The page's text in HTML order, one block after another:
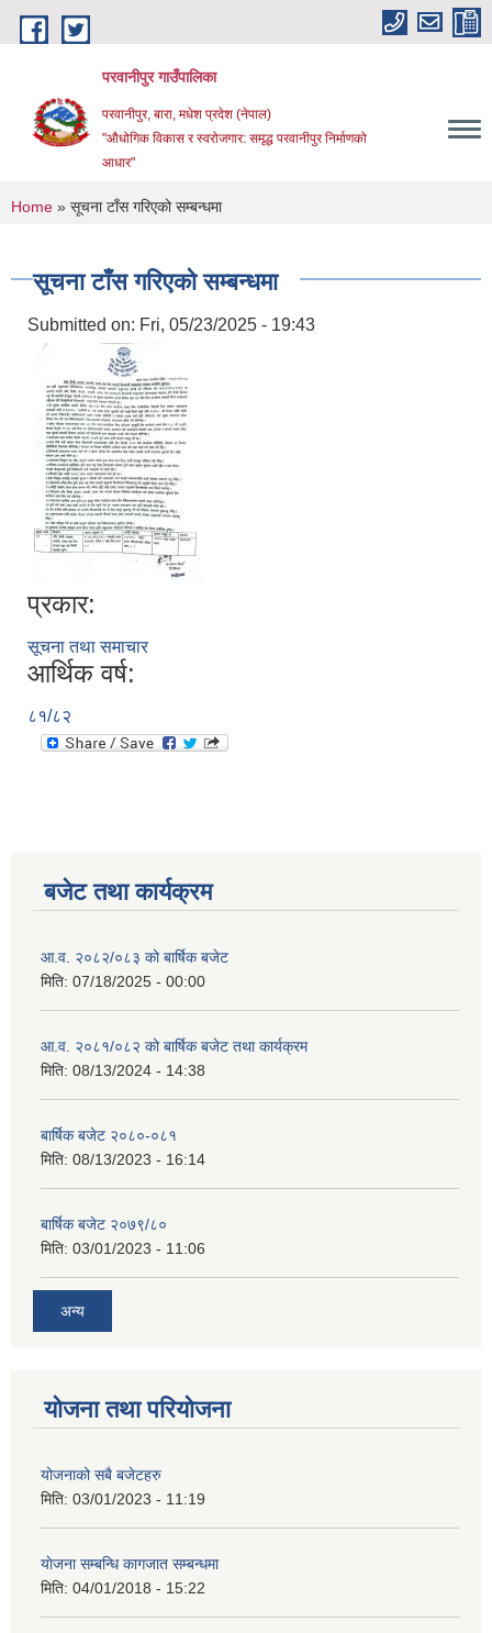
Skip to main content
परवानीपुर गाउँपालिका
परवानीपुर, बारा, मधेश प्रदेश (नेपाल)
"औधोगिक विकास र स्वरोजगार: समृद्ध परवानीपुर निर्माणको
आधार"
You are here
Home » सूचना टाँस गरिएको सम्बन्धमा
सूचना टाँस गरिएको सम्बन्धमा
Submitted on: Fri, 05/23/2025 - 19:43
प्रकार:
सूचना तथा समाचार
आर्थिक वर्ष:
८१/८२
बजेट तथा कार्यक्रम
आ.व. २०८२/०८३ को बार्षिक बजेट
मिति: 07/18/2025 - 00:00
आ.व. २०८१/०८२ को बार्षिक बजेट तथा कार्यक्रम
मिति: 08/13/2024 - 14:38
बार्षिक बजेट २०८०-०८१
मिति: 08/13/2023 - 16:14
बार्षिक बजेट २०७९/८०
मिति: 03/01/2023 - 11:06
अन्य
योजना तथा परियोजना
योजनाको सबै बजेटहरु
मिति: 03/01/2023 - 11:19
याेजना सम्बन्धि कागजात सम्बन्धमा
मिति: 04/01/2018 - 15:22